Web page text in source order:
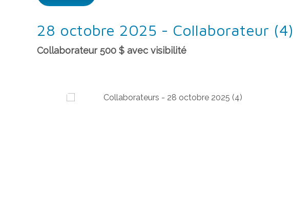
28 octobre 2025 - Collaborateur (4)
Collaborateur 500 $ avec visibilité